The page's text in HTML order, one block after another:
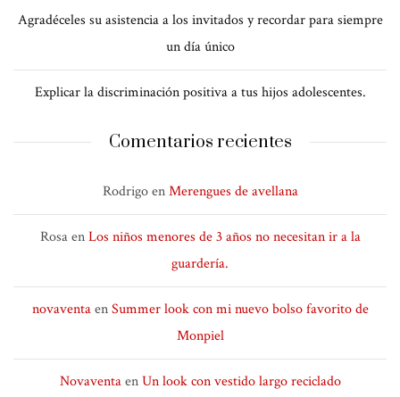
Agradéceles su asistencia a los invitados y recordar para siempre
un día único
Explicar la discriminación positiva a tus hijos adolescentes.
Comentarios recientes
RodrigoenMerengues de avellana
RosaenLos niños menores de 3 años no necesitan ir a la
guardería.
novaventaenSummer look con mi nuevo bolso favorito de
Monpiel
NovaventaenUn look con vestido largo reciclado